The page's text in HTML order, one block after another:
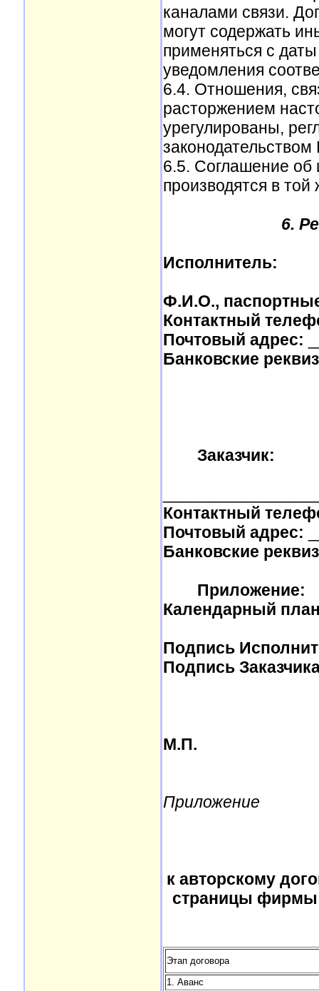
каналами связи.
могут содержать
применяться с
уведомления
6.4. Отношения,
расторжением
урегулированы,
законодательством
6.5. Соглашение об
производятся в
6.
Исполнитель:
Ф.И.О.,
Контактный
Почтовый адрес:
Банковские
Заказчик:
Контактный
Почтовый адрес:
Банковские
Приложение:
Календарный
Подпись
Подпись
М.П.
Приложение
к авторскому
страницы фирмы
Этап договора
1. Аванс